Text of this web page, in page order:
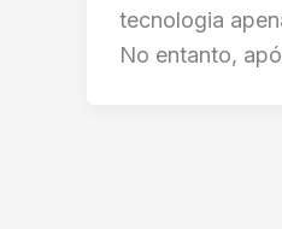
tecnologia
No entanto,